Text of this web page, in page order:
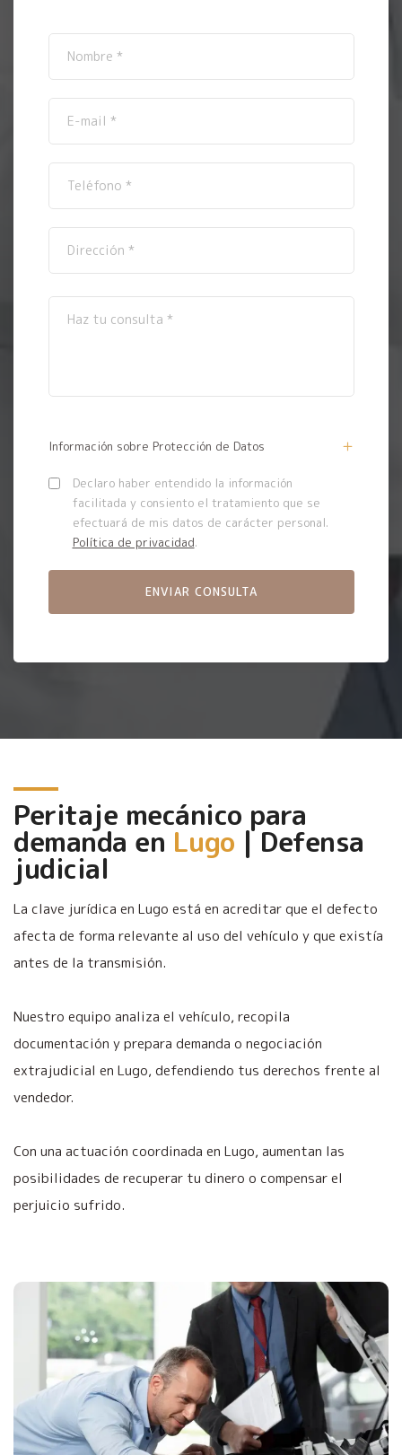
Información sobre Protección de Datos
Declaro haber entendido la información
facilitada y consiento el tratamiento que se
efectuará de mis datos de carácter personal.
Política de privacidad.
Peritaje mecánico para
demanda en Lugo | Defensa
judicial
La clave jurídica en Lugo está en acreditar que el defecto
afecta de forma relevante al uso del vehículo y que existía
antes de la transmisión.
Nuestro equipo analiza el vehículo, recopila
documentación y prepara demanda o negociación
extrajudicial en Lugo, defendiendo tus derechos frente al
vendedor.
Con una actuación coordinada en Lugo, aumentan las
posibilidades de recuperar tu dinero o compensar el
perjuicio sufrido.